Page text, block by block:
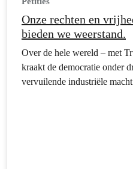
Onze rechten en
bieden we weerstand.
Over de hele wereld – met
kraakt de democratie onder
vervuilende industriële